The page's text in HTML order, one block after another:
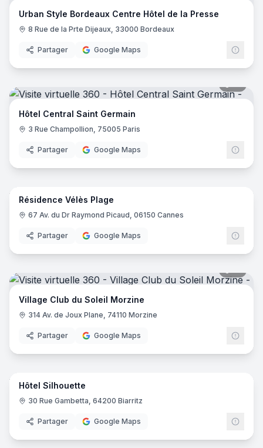
Urban Style Bordeaux Centre Hôtel de la Presse
8 Rue de la Prte Dijeaux, 33000 Bordeaux
Partager Google Maps
Hôtel Central Saint Germain
3 Rue Champollion, 75005 Paris
Partager Google Maps
14
Résidence Vélès Plage
67 Av. du Dr Raymond Picaud, 06150 Cannes
Partager Google Maps
Village Club du Soleil Morzine
314 Av. de Joux Plane, 74110 Morzine
Partager Google Maps
22
Hôtel Silhouette
30 Rue Gambetta, 64200 Biarritz
Partager Google Maps
8